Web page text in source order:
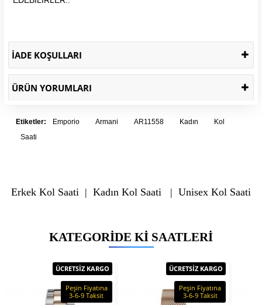
İADE KOŞULLARI
ÜRÜN YORUMLARI
Etiketler: Emporio Armani AR11558 Kadın
Kol
Saati
Erkek Kol Saati | Kadın Kol Saati | Unisex Kol Saati
KATEGORIDE KI SAATLERI
ÜCRETSİZ KARGO
Peşin Fiyatına
3-6-9 Taksit
ÜCRETSİZ KARGO
Peşin Fiyatına
3-6-9 Taksit